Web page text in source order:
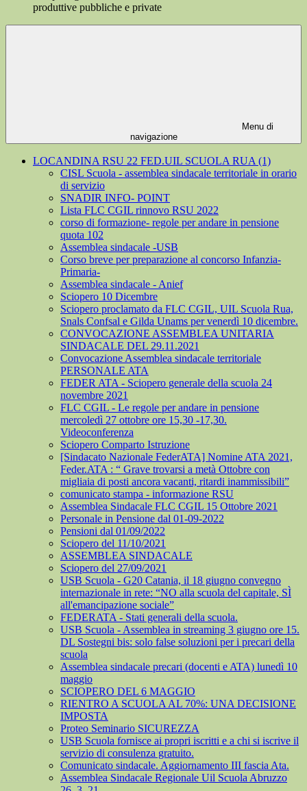
produttive pubbliche e private
Menu di
navigazione
LOCANDINA RSU 22 FED.UIL SCUOLA RUA (1)
CISL Scuola - assemblea sindacale territoriale in orario
di servizio
SNADIR INFO- POINT
Lista FLC CGIL rinnovo RSU 2022
corso di formazione- regole per andare in pensione
quota 102
Assemblea sindacale -USB
Corso breve per preparazione al concorso Infanzia-
Primaria-
Assemblea sindacale - Anief
Sciopero 10 Dicembre
Sciopero proclamato da FLC CGIL, UIL Scuola Rua,
Snals Confsal e Gilda Unams per venerdì 10 dicembre.
CONVOCAZIONE ASSEMBLEA UNITARIA
SINDACALE DEL 29.11.2021
Convocazione Assemblea sindacale territoriale
PERSONALE ATA
FEDER ATA - Sciopero generale della scuola 24
novembre 2021
FLC CGIL - Le regole per andare in pensione
mercoledì 27 ottobre ore 15,30 -17,30.
Videoconferenza
Sciopero Comparto Istruzione
[Sindacato Nazionale FederATA] Nomine ATA 2021,
Feder.ATA : “ Grave trovarsi a metà Ottobre con
migliaia di posti ancora vacanti, ritardi inammissibili”
comunicato stampa - informazione RSU
Assemblea Sindacale FLC CGIL 15 Ottobre 2021
Personale in Pensione dal 01-09-2022
Pensioni dal 01/09/2022
Sciopero del 11/10/2021
ASSEMBLEA SINDACALE
Sciopero del 27/09/2021
USB Scuola - G20 Catania, il 18 giugno convegno
internazionale in rete: “NO alla scuola del capitale, SÌ
all'emancipazione sociale”
FEDERATA - Stati generali della scuola.
USB Scuola - Assemblea in streaming 3 giugno ore 15.
DL Sostegni bis: solo false soluzioni per i precari della
scuola
Assemblea sindacale precari (docenti e ATA) lunedì 10
maggio
SCIOPERO DEL 6 MAGGIO
RIENTRO A SCUOLA AL 70%: UNA DECISIONE
IMPOSTA
Proteo Seminario SICUREZZA
USB Scuola fornisce ai propri iscritti e a chi si iscrive il
servizio di consulenza gratuito.
Comunicato sindacale. Aggiornamento III fascia Ata.
Assemblea Sindacale Regionale Uil Scuola Abruzzo